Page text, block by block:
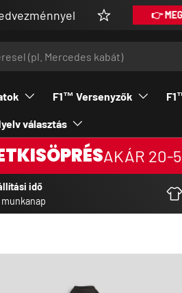
👉 MEGNÉZEM
F1™ Versenyzők
választás
AKÁR 20-
idő
munkanap